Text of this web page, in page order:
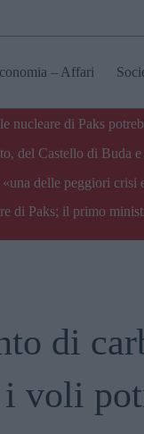
– Affari
nucleare di Paks
del Castello di Buda
delle peggiori
di Paks; il primo
di
voli